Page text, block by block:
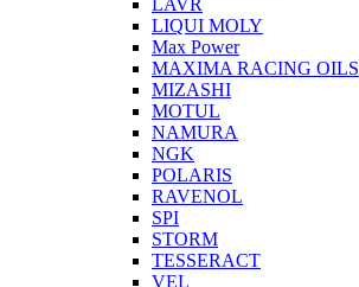
LAVR
LIQUI MOLY
Max Power
MAXIMA RACING OILS
MIZASHI
MOTUL
NAMURA
NGK
POLARIS
RAVENOL
SPI
STORM
TESSERACT
VEL